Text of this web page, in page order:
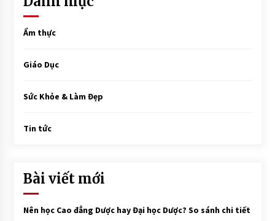
Ẩm thực
Giáo Dục
Sức Khỏe & Làm Đẹp
Tin tức
Bài viết mới
Nên học Cao đẳng Dược hay Đại học Dược? So sánh chi tiết